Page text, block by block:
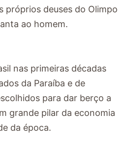
próprios deuses do Olimpo
ao homem.
nas primeiras décadas
da Paraíba e de
para dar berço a
grande pilar da economia
da época.